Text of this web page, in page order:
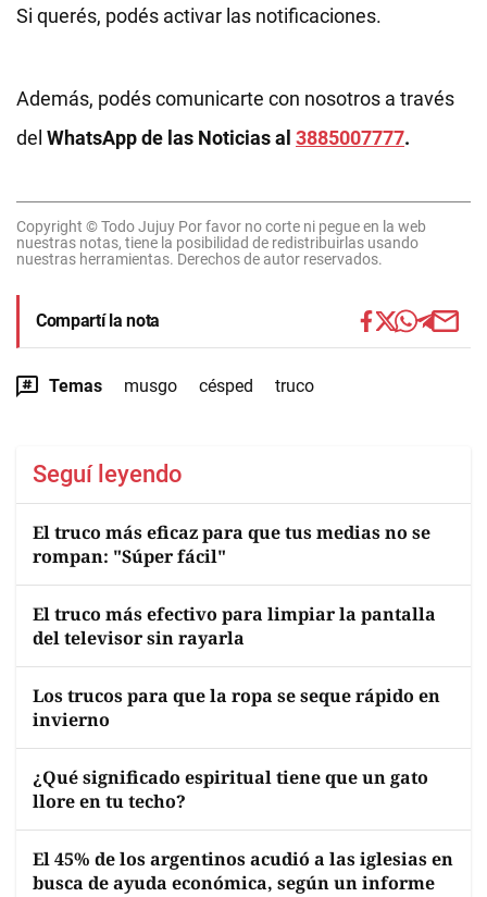
Si querés, podés activar las notificaciones.
Además, podés comunicarte con nosotros a través
del WhatsApp de las Noticias al 3885007777.
Copyright © Todo Jujuy Por favor no corte ni pegue en la web
nuestras notas, tiene la posibilidad de redistribuirlas usando
nuestras herramientas. Derechos de autor reservados.
Compartí la nota
Temas musgo césped truco
Seguí leyendo
El truco más eficaz para que tus medias no se
rompan: "Súper fácil"
El truco más efectivo para limpiar la pantalla
del televisor sin rayarla
Los trucos para que la ropa se seque rápido en
invierno
¿Qué significado espiritual tiene que un gato
llore en tu techo?
El 45% de los argentinos acudió a las iglesias en
busca de ayuda económica, según un informe